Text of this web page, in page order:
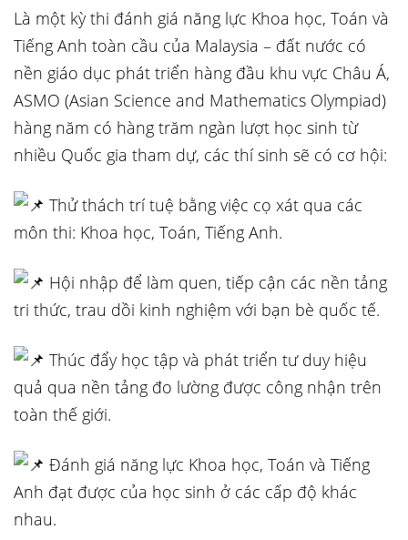
Là một kỳ thi đánh giá năng lực Khoa học, Toán và
Tiếng Anh toàn cầu của Malaysia – đất nước có
nền giáo dục phát triển hàng đầu khu vực Châu Á,
ASMO (Asian Science and Mathematics Olympiad)
hàng năm có hàng trăm ngàn lượt học sinh từ
nhiều Quốc gia tham dự, các thí sinh sẽ có cơ hội:
Thử thách trí tuệ bằng việc cọ xát qua các
môn thi: Khoa học, Toán, Tiếng Anh.
Hội nhập để làm quen, tiếp cận các nền tảng
tri thức, trau dồi kinh nghiệm với bạn bè quốc tế.
Thúc đẩy học tập và phát triển tư duy hiệu
quả qua nền tảng đo lường được công nhận trên
toàn thế giới.
Đánh giá năng lực Khoa học, Toán và Tiếng
Anh đạt được của học sinh ở các cấp độ khác
nhau.